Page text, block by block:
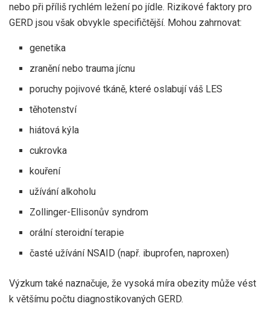
nebo při příliš rychlém ležení po jídle. Rizikové faktory pro
GERD jsou však obvykle specifičtější. Mohou zahrnovat:
genetika
zranění nebo trauma jícnu
poruchy pojivové tkáně, které oslabují váš LES
těhotenství
hiátová kýla
cukrovka
kouření
užívání alkoholu
Zollinger-Ellisonův syndrom
orální steroidní terapie
časté užívání NSAID (např. ibuprofen, naproxen)
Výzkum také naznačuje, že vysoká míra obezity může vést
k většímu počtu diagnostikovaných GERD.